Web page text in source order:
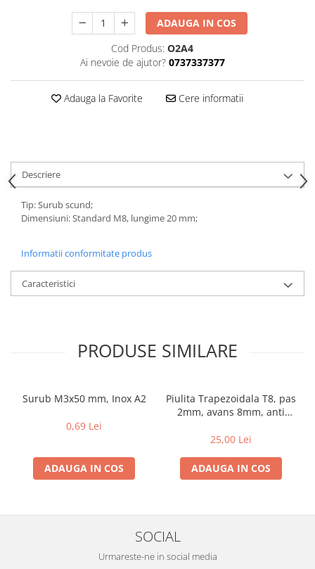
ADAUGA IN COS
Cod Produs: O2A4
Ai nevoie de ajutor? 0737337377
Adauga la Favorite Cere informatii
Descriere
Tip: Surub scund;
Dimensiuni: Standard M8, lungime 20 mm;
Informatii conformitate produs
Caracteristici
PRODUSE SIMILARE
Surub M3x50 mm, Inox A2
0,69 Lei
ADAUGA IN COS
Piulita Trapezoidala T8, pas
2mm, avans 8mm, anti
25,00 Lei
ADAUGA IN COS
SOCIAL
Urmareste-ne in social media